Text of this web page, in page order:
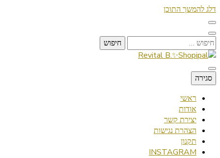
דלג להמשך התוכן
חיפוש:
Revital B.✨Shopipal
Lifestyle ✦ Beauty ✦ Vegan ✦ Travel
סגירה
ראשי
אודות
יצירת קשר
הצהרת נגישות
תקנון
INSTAGRAM